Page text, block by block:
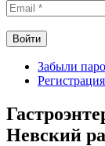
Забыли
Регистрация
Невский